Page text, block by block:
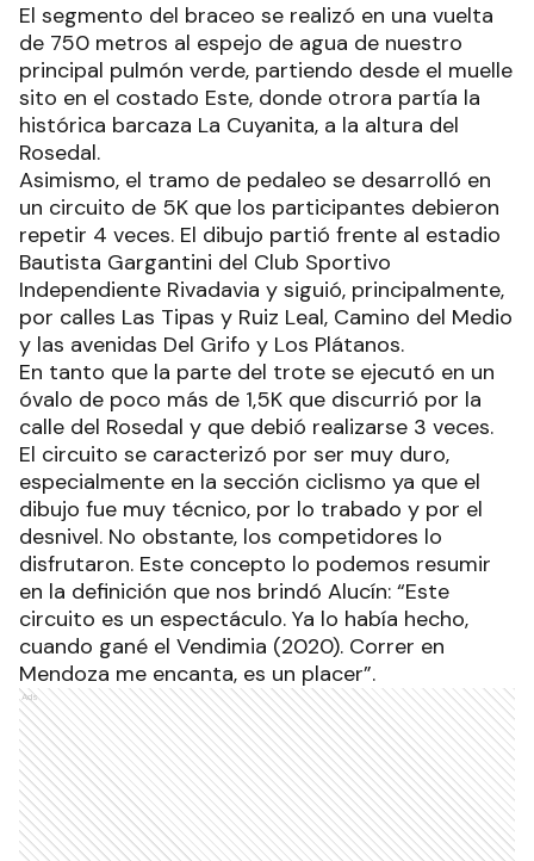
El segmento del braceo se realizó en una vuelta
de 750 metros al espejo de agua de nuestro
principal pulmón verde, partiendo desde el muelle
sito en el costado Este, donde otrora partía la
histórica barcaza La Cuyanita, a la altura del
Rosedal.
Asimismo, el tramo de pedaleo se desarrolló en
un circuito de 5K que los participantes debieron
repetir 4 veces. El dibujo partió frente al estadio
Bautista Gargantini del Club Sportivo
Independiente Rivadavia y siguió, principalmente,
por calles Las Tipas y Ruiz Leal, Camino del Medio
y las avenidas Del Grifo y Los Plátanos.
En tanto que la parte del trote se ejecutó en un
óvalo de poco más de 1,5K que discurrió por la
calle del Rosedal y que debió realizarse 3 veces.
El circuito se caracterizó por ser muy duro,
especialmente en la sección ciclismo ya que el
dibujo fue muy técnico, por lo trabado y por el
desnivel. No obstante, los competidores lo
disfrutaron. Este concepto lo podemos resumir
en la definición que nos brindó Alucín: “Este
circuito es un espectáculo. Ya lo había hecho,
cuando gané el Vendimia (2020). Correr en
Mendoza me encanta, es un placer”.
Ads